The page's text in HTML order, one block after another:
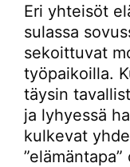
Eri yhteisöt
sulassa
sekoittuvat
työpaikoilla.
täysin
ja lyhyessä
kulkevat